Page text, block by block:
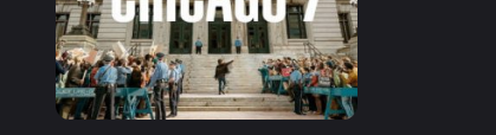
7.6
1:30
2020